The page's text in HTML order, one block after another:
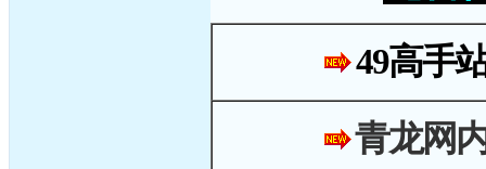
49高手
青龙网